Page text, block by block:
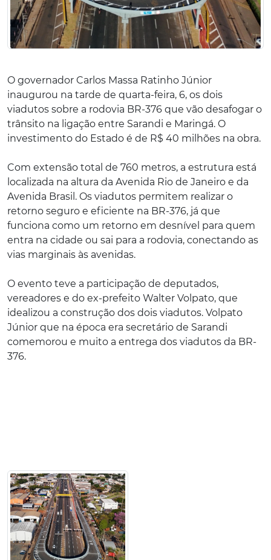
O governador Carlos Massa Ratinho Júnior
inaugurou na tarde de quarta-feira, 6, os dois
viadutos sobre a rodovia BR-376 que vão desafogar o
trânsito na ligação entre Sarandi e Maringá. O
investimento do Estado é de R$ 40 milhões na obra.
Com extensão total de 760 metros, a estrutura está
localizada na altura da Avenida Rio de Janeiro e da
Avenida Brasil. Os viadutos permitem realizar o
retorno seguro e eficiente na BR-376, já que
funciona como um retorno em desnível para quem
entra na cidade ou sai para a rodovia, conectando as
vias marginais às avenidas.
O evento teve a participação de deputados,
vereadores e do ex-prefeito Walter Volpato, que
idealizou a construção dos dois viadutos. Volpato
Júnior que na época era secretário de Sarandi
comemorou e muito a entrega dos viadutos da BR-
376.